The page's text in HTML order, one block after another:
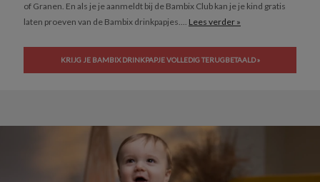
of Granen. En als je je aanmeldt bij de Bambix Club kan je je kind gratis
laten proeven van de Bambix drinkpapjes.... Lees verder »
KRIJG JE BAMBIX DRINKPAPJE VOLLEDIG TERUGBETAALD »